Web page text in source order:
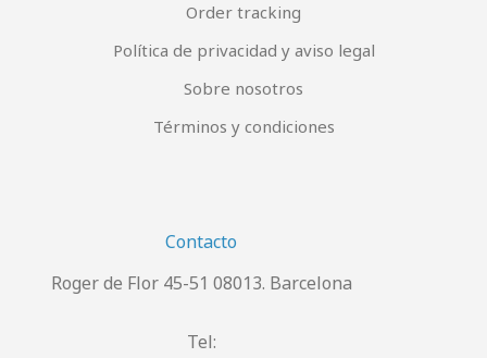
Order tracking
Política de privacidad y aviso legal
Sobre nosotros
Términos y condiciones
Contacto
Roger de Flor 45-51 08013. Barcelona
Tel: